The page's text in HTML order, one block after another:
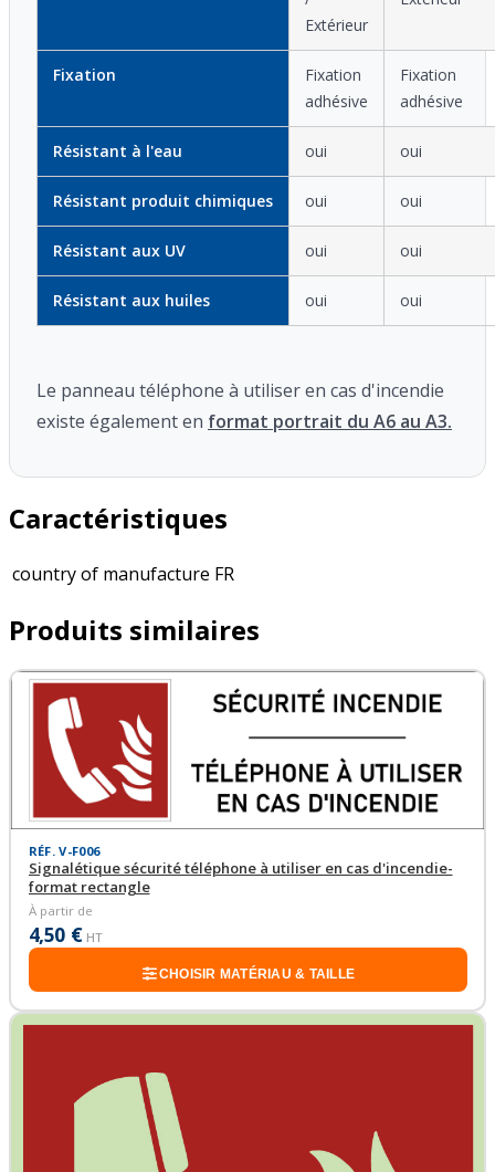
Extérieur
Fixation
Fixation
adhésive
Fixation
adhésive
Résistant à l'eau oui oui
Résistant produit chimiques oui oui
Résistant aux UV oui oui
Résistant aux huiles oui oui
Le panneau téléphone à utiliser en cas d'incendie
existe également en format portrait du A6 au A3.
Caractéristiques
country of manufacture FR
Produits similaires
RÉF. V-F006
Signalétique sécurité téléphone à utiliser en cas d'incendie-
format rectangle
À partir de
4,50 € HT
CHOISIR MATÉRIAU & TAILLE